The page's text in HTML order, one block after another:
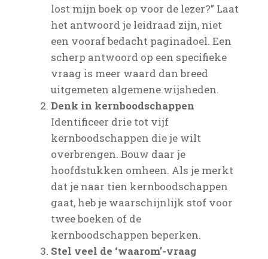
lost mijn boek op voor de lezer?” Laat
het antwoord je leidraad zijn, niet
een vooraf bedacht paginadoel. Een
scherp antwoord op een specifieke
vraag is meer waard dan breed
uitgemeten algemene wijsheden.
Denk in kernboodschappen
Identificeer drie tot vijf
kernboodschappen die je wilt
overbrengen. Bouw daar je
hoofdstukken omheen. Als je merkt
dat je naar tien kernboodschappen
gaat, heb je waarschijnlijk stof voor
twee boeken of de
kernboodschappen beperken.
Stel veel de ‘waarom’-vraag